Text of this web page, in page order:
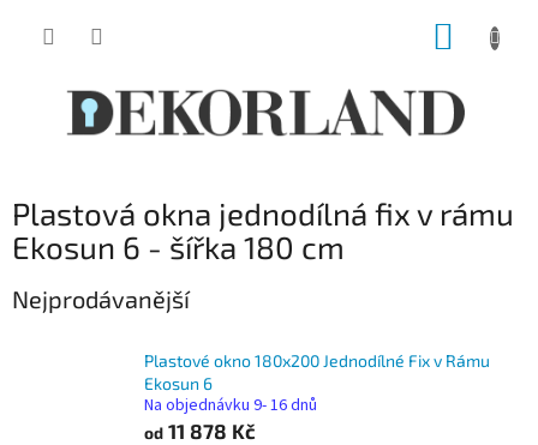
Plastová okna jednodílná fix v rámu
Ekosun 6 - šířka 180 cm
Nejprodávanější
Plastové okno 180x200 Jednodílné Fix v Rámu
Ekosun 6
Na objednávku 9- 16 dnů
od 11 878 Kč